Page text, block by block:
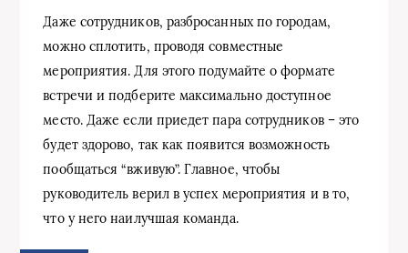
Даже сотрудников, разбросанных по городам,
можно сплотить, проводя совместные
мероприятия. Для этого подумайте о формате
встречи и подберите максимально доступное
место. Даже если приедет пара сотрудников – это
будет здорово, так как появится возможность
пообщаться “вживую”. Главное, чтобы
руководитель верил в успех мероприятия и в то,
что у него наилучшая команда.